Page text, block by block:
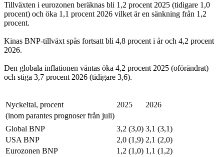
Tillväxten i eurozonen beräknas bli 1,2 procent 2025 (tidigare 1,0
procent) och öka 1,1 procent 2026 vilket är en sänkning från 1,2
procent.
Kinas BNP-tillväxt spås fortsatt bli 4,8 procent i år och 4,2 procent
2026.
Den globala inflationen väntas öka 4,2 procent 2025 (oförändrat)
och stiga 3,7 procent 2026 (tidigare 3,6).
Nyckeltal, procent 2025
2026
(inom parantes prognoser från juli)
Global BNP
3,2 (3,0) 3,1 (3,1)
USA BNP
2,0 (1,9) 2,1 (2,0)
Eurozonen BNP
1,2 (1,0) 1,1 (1,2)